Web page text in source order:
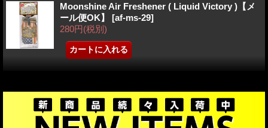
Moonshine Air Freshener ( Liquid Victory )【メ
ール便OK】 [af-ms-29]
280円(税別)